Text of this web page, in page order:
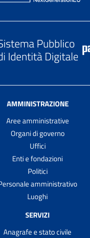
AMMINISTRAZIONE
Aree amministrative
Organi di governo
Uffici
Enti e fondazioni
Politici
amministrativo
Luoghi
SERVIZI
Anagrafe e stato civile